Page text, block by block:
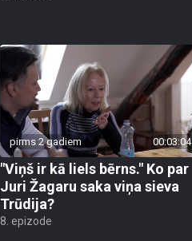
pirms 2 gadiem 00:03:04
"Viņš ir kā liels bērns." Ko par
Juri Žagaru saka viņa sieva
Trūdija?
8. epizode